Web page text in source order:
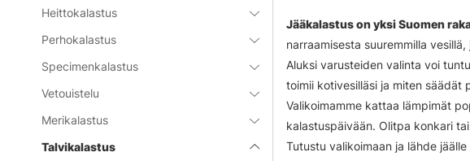
Heittokalastus
Perhokalastus
Specimenkalastus
Vetouistelu
Merikalastus
Talvikalastus
Jääkalastus on yksi Suomen
narraamisesta suuremmilla
Aluksi varusteiden valinta voi
toimii kotivesilläsi ja miten säädät
Valikoimamme kattaa lämpimät
kalastuspäivään. Olitpa konkari
Tutustu valikoimaan ja lähde